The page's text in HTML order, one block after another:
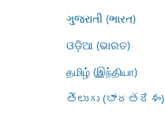
ગુજરાતી (ભારત)
ଓଡ଼ିଆ (ଭାରତ)
தமிழ் (இந்தியா)
తెలుగు (భారతదేశం)